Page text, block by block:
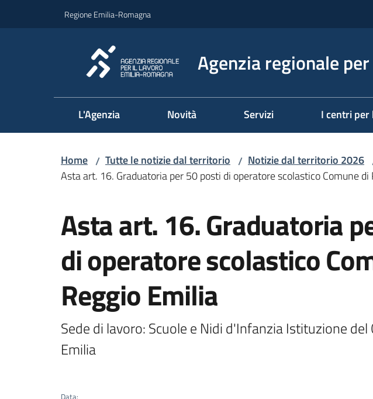
Regione Emilia-Romagna
Agenzia regionale
L'Agenzia Novità Servizi I centri
Home / Tutte le notizie dal territorio / Notizie dal territorio 2026
Asta art. 16. Graduatoria per 50 posti di operatore scolastico Comune di
Asta art. 16. Graduatoria
di operatore scolastico
Reggio Emilia
Sede di lavoro: Scuole e Nidi d'Infanzia Istituzione del
Emilia